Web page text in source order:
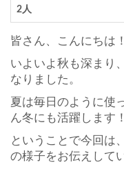
2人
皆さん、こんにちは！
いよいよ秋も深まり
なりました。
夏は毎日のように使
ん冬にも活躍します！
ということで今回は
の様子をお伝えして